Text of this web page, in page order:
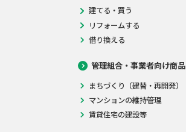
建てる・買う
リフォームする
借り換える
管理組合・事業者向け商品
まちづくり（建替・再開発）
マンションの維持管理
賃貸住宅の建設等